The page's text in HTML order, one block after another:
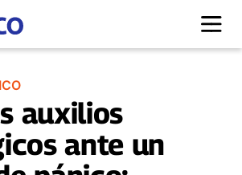
auxilios
ante un